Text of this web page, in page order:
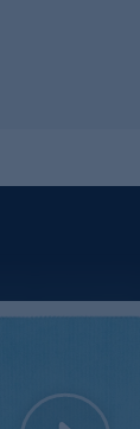
und einer
des Tuches
ideal zum
einsetzbar
bestellen!